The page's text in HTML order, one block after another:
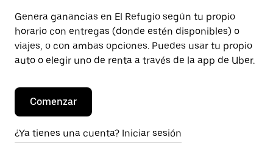
Genera ganancias en El Refugio según tu propio
horario con entregas (donde estén disponibles) o
viajes, o con ambas opciones. Puedes usar tu propio
auto o elegir uno de renta a través de la app de Uber.
Comenzar
¿Ya tienes una cuenta? Iniciar sesión